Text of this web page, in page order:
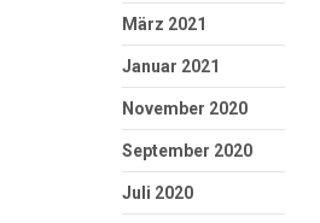
März 2021
Januar 2021
November 2020
September 2020
Juli 2020